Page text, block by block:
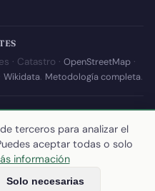
· Catastro · OpenStreetMap·
Wikidata. Metodología completa.
de España con datos
porYoel Castaño.
10 de julio de 2026
datos
terceros para analizar el
aceptar todas o solo
información
Solo necesarias